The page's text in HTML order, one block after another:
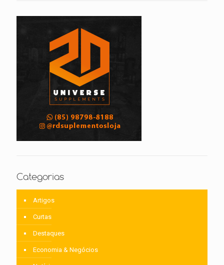
Categorias
Artigos
Curtas
Destaques
Economia & Negócios